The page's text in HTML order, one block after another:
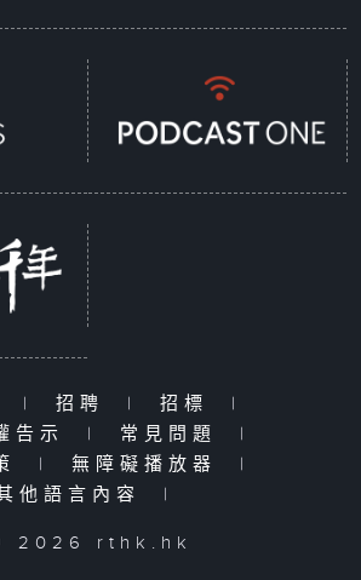
| 招聘 | 招標
|
告示
| 常見問題
|
| 無障礙播放器
|
他語言內容
|
2026 rthk.hk